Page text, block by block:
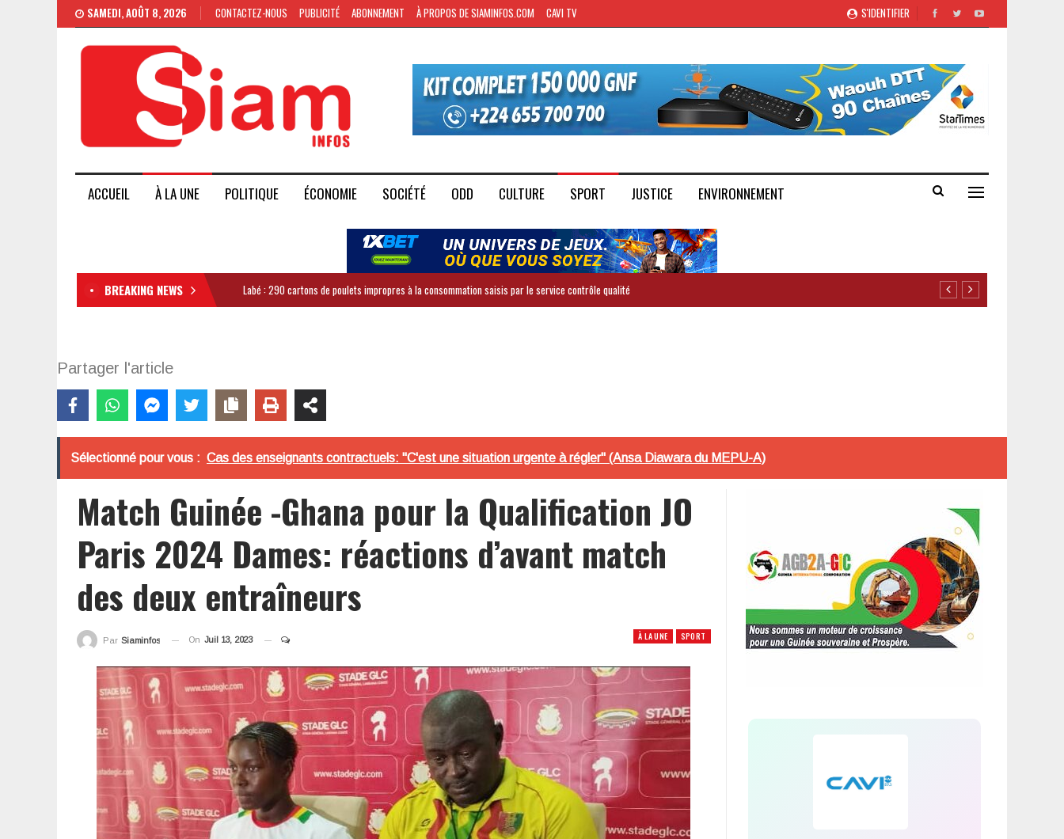
S'IDENTIFIER
SAMEDI, AOÛT 8, 2026 CONTACTEZ-NOUS PUBLICITÉ ABONNEMENT À PROPOS DE SIAMINFOS.COM CAVI TV
ACCUEIL À LA UNE POLITIQUE ÉCONOMIE SOCIÉTÉ ODD CULTURE SPORT JUSTICE ENVIRONNEMENT
BREAKING NEWS Labé : 290 cartons de poulets impropres à la consommation saisis par le service contrôle qualité
Partager l'article
Sélectionné pour vous : Cas des enseignants contractuels: "C'est une situation urgente à régler" (Ansa Diawara du MEPU-A)
Match Guinée -Ghana pour la Qualification JO
Paris 2024 Dames: réactions d’avant match
des deux entraîneurs
À LA UNE SPORT
Par Siaminfos On Juil 13, 2023